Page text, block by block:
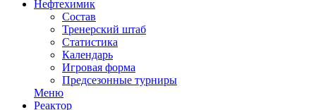
Нефтехимик
Состав
Тренерский штаб
Статистика
Календарь
Игровая форма
Предсезонные турниры
Меню
Реактор